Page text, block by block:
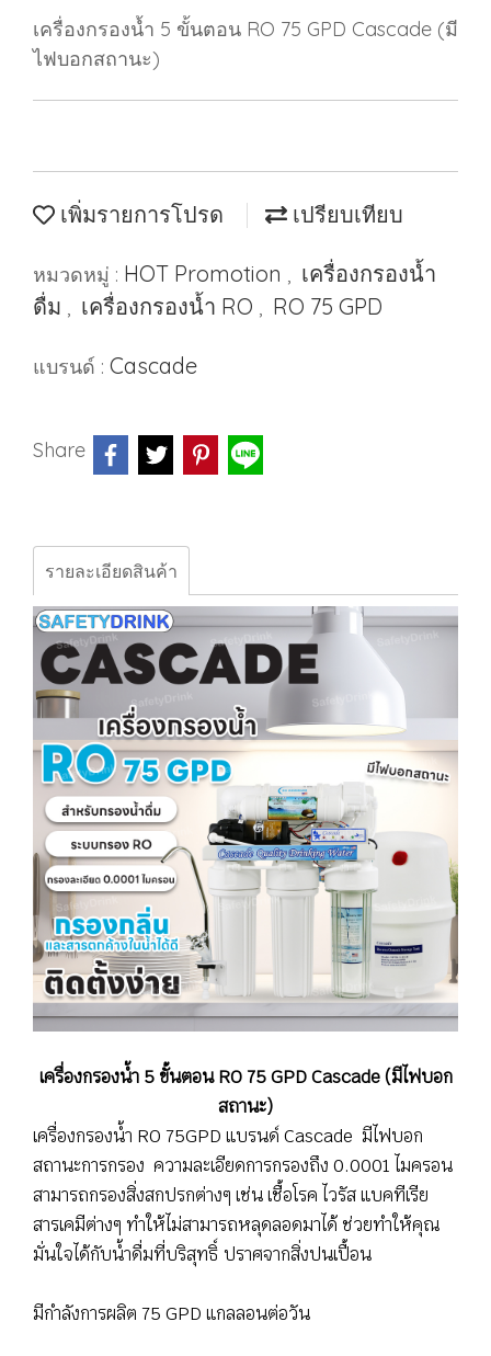
เครื่องกรองน้ำ 5 ขั้นตอน RO 75 GPD Cascade (มี
ไฟบอกสถานะ)
เพิ่มรายการโปรด เปรียบเทียบ
หมวดหมู่ : HOT Promotion , เครื่องกรองน้ำ
ดื่ม , เครื่องกรองน้ำ RO , RO 75 GPD
แบรนด์ : Cascade
Share
รายละเอียดสินค้า
เครื่องกรองน้ำ 5 ขั้นตอน RO 75 GPD Cascade (มีไฟบอก
สถานะ)
เครื่องกรองน้ำ RO 75GPD แบรนด์ Cascade มีไฟบอก
สถานะการกรอง ความละเอียดการกรองถึง 0.0001 ไมครอน
สามารถกรองสิ่งสกปรกต่างๆ เช่น เชื้อโรค ไวรัส แบคทีเรีย
สารเคมีต่างๆ ทำให้ไม่สามารถหลุดลอดมาได้ ช่วยทำให้คุณ
มั่นใจได้กับน้ำดื่มที่บริสุทธิ์ ปราศจากสิ่งปนเปื้อน
มีกำลังการผลิต 75 GPD แกลลอนต่อวัน